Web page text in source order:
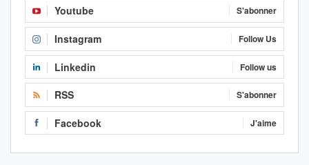
Youtube S'abonner
Instagram Follow Us
Linkedin Follow us
RSS S'abonner
Facebook J'aime